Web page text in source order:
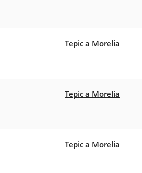
Tepic a Morelia
Tepic a Morelia
Tepic a Morelia